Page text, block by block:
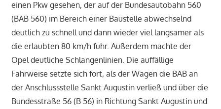
einen Pkw gesehen, der auf der Bundesautobahn 560
(BAB 560) im Bereich einer Baustelle abwechselnd
deutlich zu schnell und dann wieder viel langsamer als
die erlaubten 80 km/h fuhr. Außerdem machte der
Opel deutliche Schlangenlinien. Die auffällige
Fahrweise setzte sich fort, als der Wagen die BAB an
der Anschlussstelle Sankt Augustin verließ und über die
Bundesstraße 56 (B 56) in Richtung Sankt Augustin und